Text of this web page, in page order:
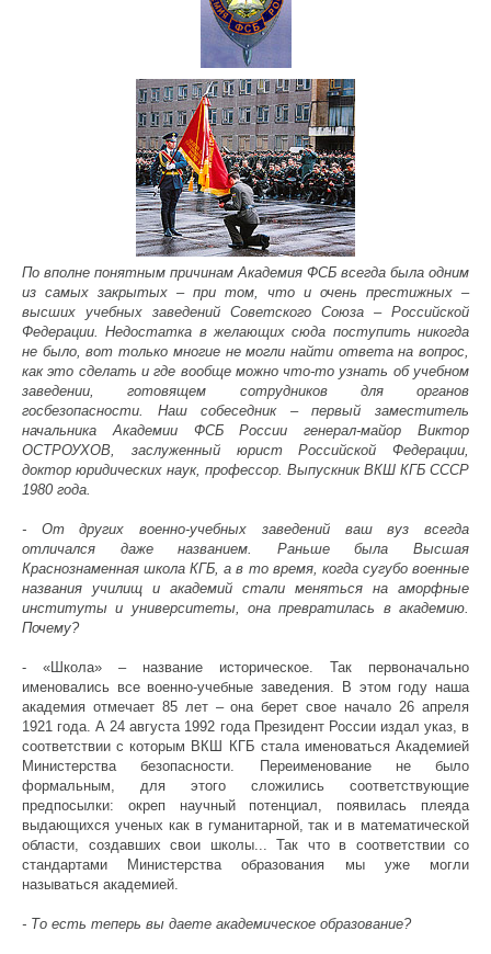
По вполне понятным причинам Академия ФСБ всегда была одним
из самых закрытых – при том, что и очень престижных –
высших учебных заведений Советского Союза – Российской
Федерации. Недостатка в желающих сюда поступить никогда
не было, вот только многие не могли найти ответа на вопрос,
как это сделать и где вообще можно что-то узнать об учебном
заведении, готовящем сотрудников для органов
госбезопасности. Наш собеседник – первый заместитель
начальника Академии ФСБ России генерал-майор Виктор
ОСТРОУХОВ, заслуженный юрист Российской Федерации,
доктор юридических наук, профессор. Выпускник ВКШ КГБ СССР
1980 года.
- От других военно-учебных заведений ваш вуз всегда
отличался даже названием. Раньше была Высшая
Краснознаменная школа КГБ, а в то время, когда сугубо военные
названия училищ и академий стали меняться на аморфные
институты и университеты, она превратилась в академию.
Почему?
- «Школа» – название историческое. Так первоначально
именовались все военно-учебные заведения. В этом году наша
академия отмечает 85 лет – она берет свое начало 26 апреля
1921 года. А 24 августа 1992 года Президент России издал указ, в
соответствии с которым ВКШ КГБ стала именоваться Академией
Министерства безопасности. Переименование не было
формальным, для этого сложились соответствующие
предпосылки: окреп научный потенциал, появилась плеяда
выдающихся ученых как в гуманитарной, так и в математической
области, создавших свои школы... Так что в соответствии со
стандартами Министерства образования мы уже могли
называться академией.
- То есть теперь вы даете академическое образование?